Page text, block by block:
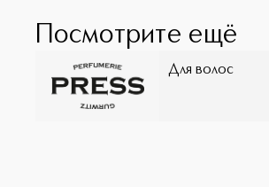
Посмотрите ещё
Для волос